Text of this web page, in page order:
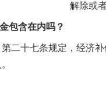
解除或
含在内吗？
十七条规定，经济补